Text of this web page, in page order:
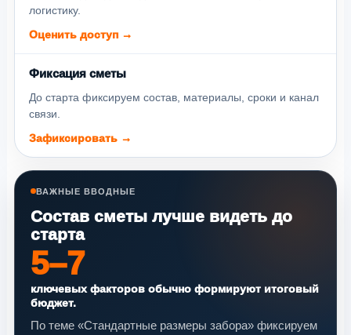
логистику.
Оценить доступ →
Фиксация сметы
До старта фиксируем состав, материалы, сроки и канал
связи.
Зафиксировать →
ВАЖНЫЕ ВВОДНЫЕ
Состав сметы лучше видеть до
старта
5–7
ключевых факторов обычно формируют итоговый
бюджет.
По теме «Стандартные размеры забора» фиксируем